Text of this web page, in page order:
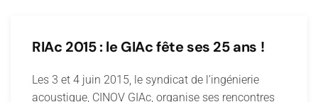
RIAc 2015 : le GIAc fête ses 25 ans !
Les 3 et 4 juin 2015, le syndicat de l’ingénierie
acoustique, CINOV GIAc, organise ses rencontres